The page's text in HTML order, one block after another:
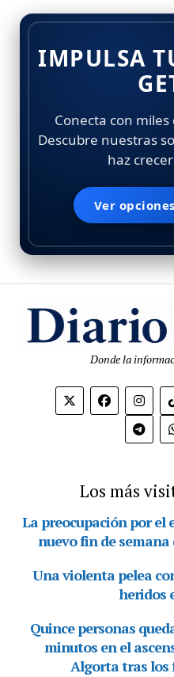
IMPULSA
Conecta con
Descubre nuestras
haz
Ver
Donde la
Los más